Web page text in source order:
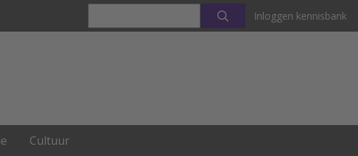
Inloggen kennisbank
Cultuur